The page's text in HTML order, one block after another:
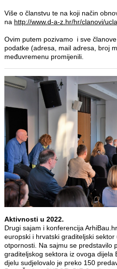
Više o članstvu te na koji način
na http://www.d-a-z.hr/hr/clanovi/
Ovim putem pozivamo i sve
podatke (adresa, mail adresa, broj
međuvremenu promijenili.
Aktivnosti u 2022.
Drugi sajam i konferencija
europski i hrvatski graditeljski
otpornosti. Na sajmu se predstavilo
graditeljskog sektora iz ovoga dijela
djelu sudjelovalo je preko 150